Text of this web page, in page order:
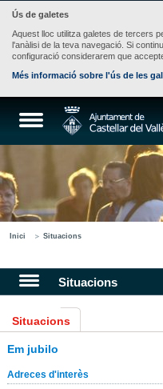
Ús de galetes
Aquest lloc utilitza galetes de tercers
l'anàlisi de la teva navegació. Si
configuració considerarem que
Més informació sobre l'ús de les
Inici Situacions
Situacions
Situacions
Em jubilo
Adreces d'interès